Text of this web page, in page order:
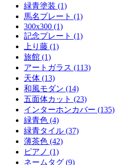
緑青塗装 (1)
馬名プレート (1)
300x300 (1)
記念プレート (1)
上り藤 (1)
旅館 (1)
アートガラス (113)
天体 (13)
和風モダン (14)
五面体カット (23)
インターホンカバー (135)
緑青色 (4)
緑青タイル (37)
薄茶色 (42)
ピアノ (1)
ネームタグ (9)